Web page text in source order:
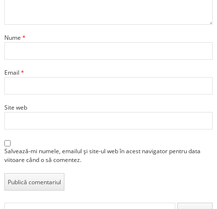
Nume *
Email *
Site web
Salvează-mi numele, emailul și site-ul web în acest navigator pentru data
viitoare când o să comentez.